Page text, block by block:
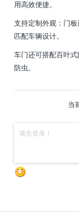
用高效便捷。
支持定制外观：门
匹配车辆设计。
车门还可搭配百叶
防虫。
当